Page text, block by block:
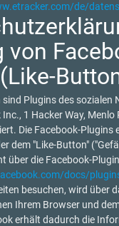
de/
von
Plugins des sozialen
1 Hacker Way, Menlo
Die Facebook-Plugins
dem "Like-Button"
über die Facebook-
docs/
besuchen, wird über
Ihrem Browser und
erhält dadurch die